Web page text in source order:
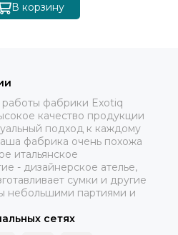
В корзину
фабрики Exotiq
качество продукции
подход к каждому
фабрика очень похожа
итальянское
- дизайнерское ателье,
сумки и другие
небольшими партиями и
сетях